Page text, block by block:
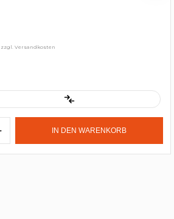
Versandkosten
IN DEN WARENKORB